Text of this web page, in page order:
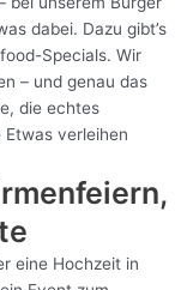
dabei. Dazu gibt’s
Specials. Wir
– und genau das
die echtes
verleihen
eine Hochzeit in